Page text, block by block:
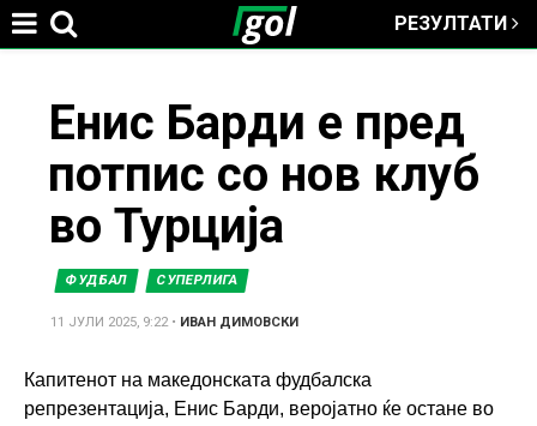
РЕЗУЛТАТИ
here
Енис Барди е пред
потпис со нов клуб
во Турција
ФУДБАЛ СУПЕРЛИГА
11 ЈУЛИ 2025, 9:22• ИВАН ДИМОВСКИ
Капитенот на македонската фудбалска
репрезентација, Енис Барди, веројатно ќе остане во